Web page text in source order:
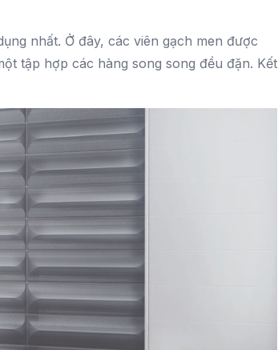
nhất. Ở đây, các viên gạch men được
tập hợp các hàng song song đều đặn. Kết